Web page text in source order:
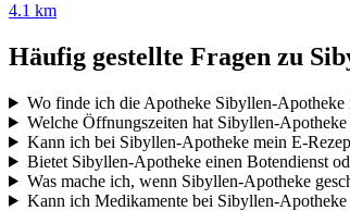
4.1 km
Häufig gestellte Fragen zu
Wo finde ich die Apotheke Sibyllen-Apotheke
Welche Öffnungszeiten hat Sibyllen-Apotheke
Kann ich bei Sibyllen-Apotheke mein E-
Bietet Sibyllen-Apotheke einen Botendienst
Was mache ich, wenn Sibyllen-Apotheke
Kann ich Medikamente bei Sibyllen-Apotheke